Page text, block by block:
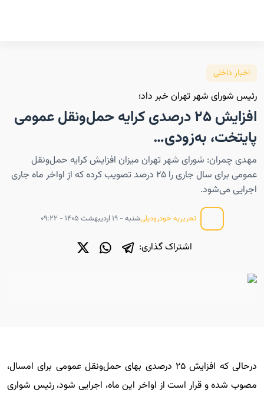
اخبار داخلی
رئیس شورای شهر تهران خبر داد؛
افزایش ۲۵ درصدی کرایه حمل‌ونقل عمومی
پایتخت، به‌زودی…
مهدی چمران: شورای شهر تهران میزان افزایش کرایه حمل‌ونقل
عمومی برای سال جاری را ۲۵ درصد تصویب کرده که از اواخر ماه جاری
اجرایی می‌شود.
تحریریه خودرودیلیشنبه - ۱۹ اردیبهشت ۱۴۰۵ - ۰۹:۲۲
اشتراک گذاری:
درحالی که افزایش ۲۵ درصدی بهای حمل‌ونقل عمومی برای امسال،
مصوب شده و قرار است از اواخر این ماه، اجرایی شود، رئیس شواری